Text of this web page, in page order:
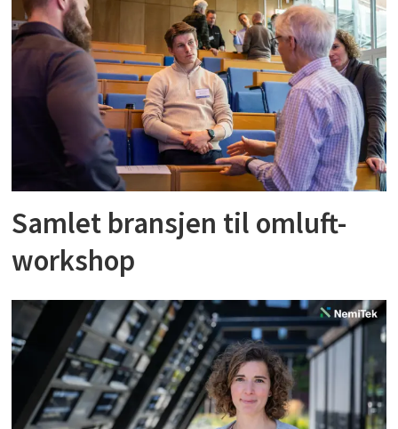
Samlet bransjen til omluft-
workshop